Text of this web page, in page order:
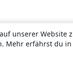
unserer
Mehr erfährst du